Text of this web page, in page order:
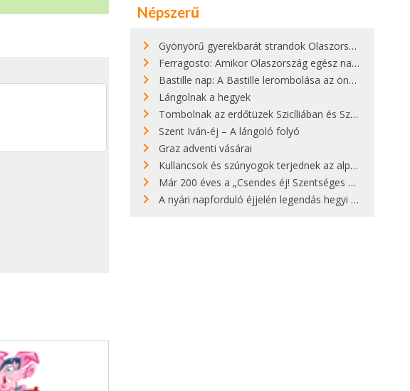
Népszerű
Gyönyörű gyerekbarát strandok Olaszországban - megmutatjuk a 15 legjobbat
Ferragosto: Amikor Olaszország egész nap nyaral
Bastille nap: A Bastille lerombolása az önkényuralom végét jelentette
Lángolnak a hegyek
Tombolnak az erdőtüzek Szicíliában és Szardínián
Szent Iván-éj – A lángoló folyó
Graz adventi vásárai
Kullancsok és szúnyogok terjednek az alpesi legelőkön
Már 200 éves a „Csendes éj! Szentséges éj!”
A nyári napforduló éjjelén legendás hegyi tüzek világítják meg Zugspitzét